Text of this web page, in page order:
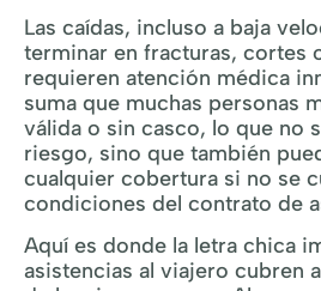
Las caídas, incluso a baja
terminar en fracturas, cortes
requieren atención médica
suma que muchas personas
válida o sin casco, lo que no
riesgo, sino que también
cualquier cobertura si no se
condiciones del contrato de
Aquí es donde la letra chica
asistencias al viajero cubren